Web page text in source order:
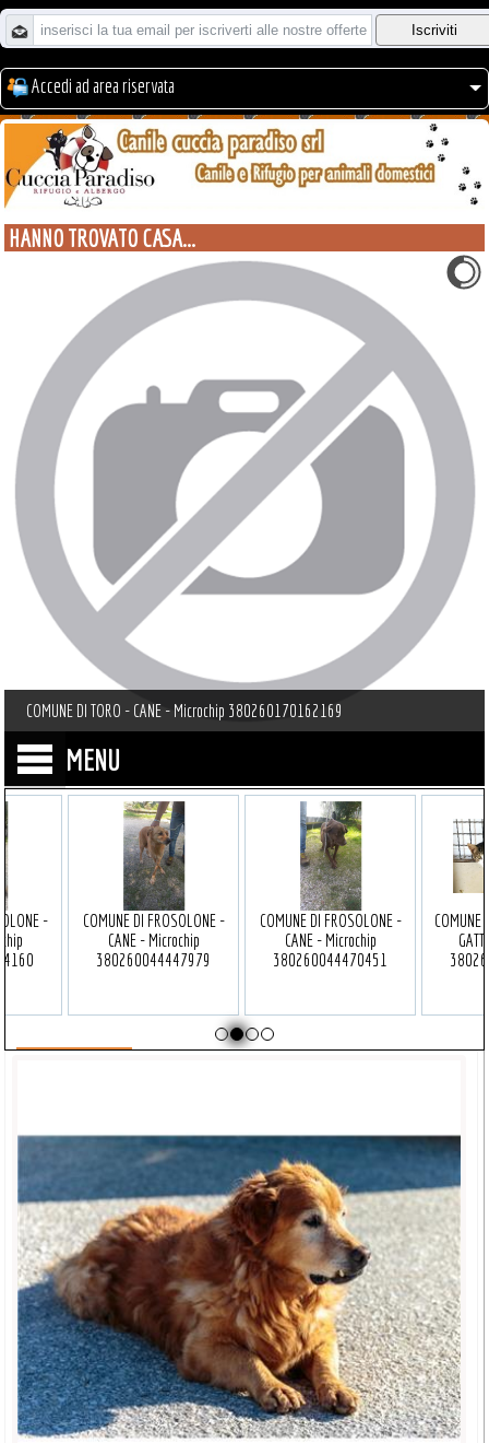
Accedi ad area riservata
HANNO TROVATO CASA...
COMUNE DI TORO - CANE - Microchip 380260170162169
MENU
-
COMUNE DI FROSOLONE -
CANE - Microchip
380260044447979
COMUNE DI FROSOLONE -
CANE - Microchip
380260044470451
COMUNE